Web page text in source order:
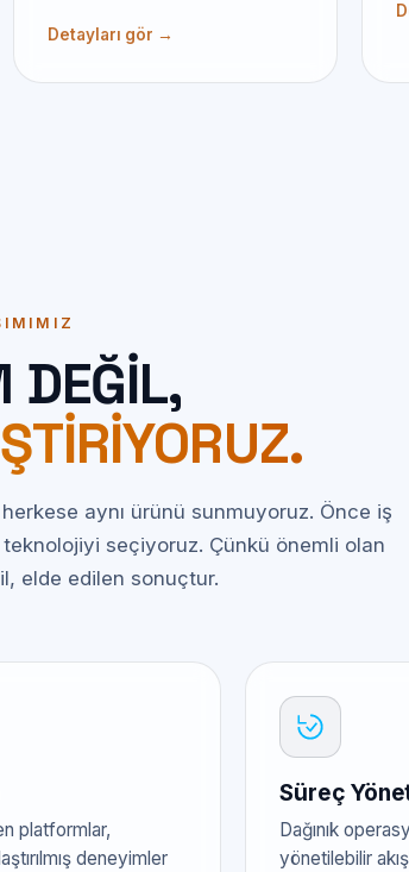
Detayları gör →
DEĞIL,
aynı ürünü sunmuyoruz. Önce iş
seçiyoruz. Çünkü önemli olan
elde edilen sonuçtur.
platformlar,
deneyimler
Süreç
Dağınık
yönetilebilir